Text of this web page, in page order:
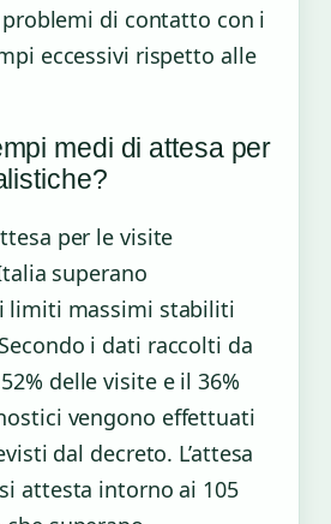
di contatto con i
eccessivi rispetto alle
medi di attesa per
per le visite
superano
limiti massimi stabiliti
i dati raccolti da
delle visite e il 36%
vengono effettuati
dal decreto. L’attesa
attesta intorno ai 105